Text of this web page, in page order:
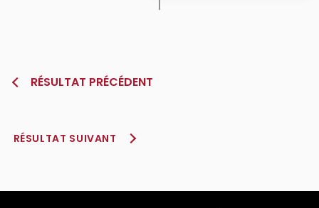
RÉSULTAT PRÉCÉDENT
RÉSULTAT SUIVANT